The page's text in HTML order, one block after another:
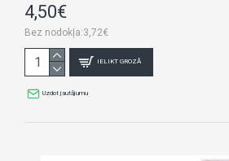
4,50€
Bez nodokļa:3,72€
IELIKT GROZĀ
Uzdot jautājumu